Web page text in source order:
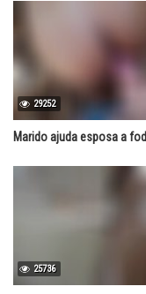
29252
25736